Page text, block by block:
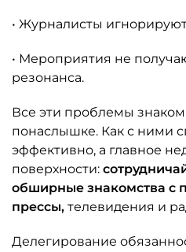
• Журналисты
• Мероприятия не
резонанса.
Все эти проблемы
понаслышке. Как с ними
эффективно, а главное
поверхности:
обширные знакомства с
прессы, телевидения и
Делегирование